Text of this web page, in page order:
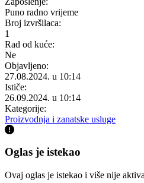
Puno radno vrijeme
Broj izvršilaca:
1
Rad od kuće:
Ne
Objavljeno:
27.08.2024. u 10:14
Ističe:
26.09.2024. u 10:14
Kategorije:
Proizvodnja i zanatske usluge
Oglas je istekao
Ovaj oglas je istekao i više nije